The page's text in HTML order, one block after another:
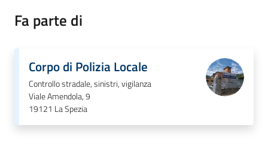
Novità
Servizi
Vivere
Comune
Fa parte di
Corpo di Polizia Locale
Controllo stradale, sinistri, vigilanza
Viale Amendola, 9
19121 La Spezia